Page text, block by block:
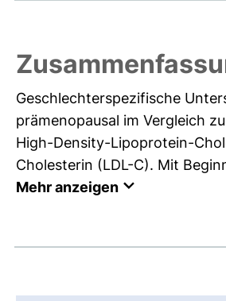
Geschlechterspezifische
prämenopausal im Vergleich
High-Density-Lipoprotein-
Cholesterin (LDL-C). Mit
Mehr anzeigen